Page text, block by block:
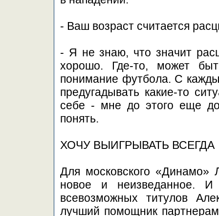
- Ваш возраст считается
- Я не знаю, что значит
хорошо. Где-то, может
понимание футбола. С
предугадывать какие-то
себе - мне до этого еще
понять.
ХОЧУ ВЫИГРЫВАТЬ ВСЕГДА
Для московского «Динамо»
новое и неизведанное.
всевозможных титулов
лучший помощник